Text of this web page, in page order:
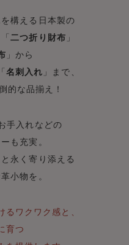
構える日本製の
「二つ折り財布 」
」から
名刺入れ 」まで、
的な品揃え！
手入れなどの
も充実。
永く寄り添える
小物を。
ワクワク感と、
育つ